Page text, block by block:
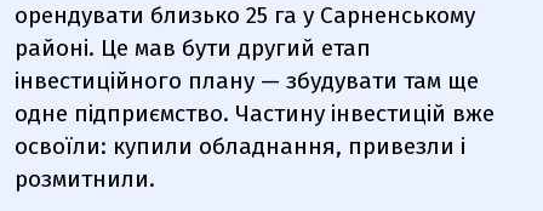
орендувати близько 25 га у Сарненському
районі. Це мав бути другий етап
інвестиційного плану — збудувати там ще
одне підприємство. Частину інвестицій вже
освоїли: купили обладнання, привезли і
розмитнили.